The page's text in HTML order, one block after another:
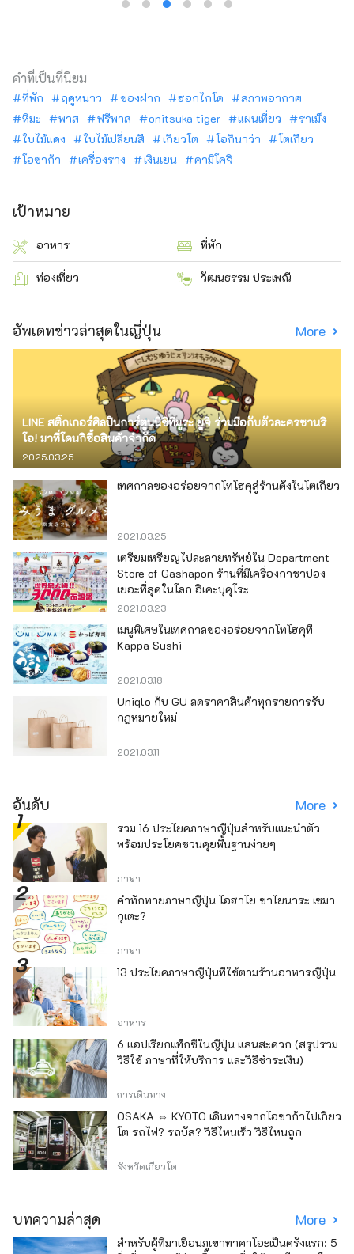
คำที่เป็นที่นิยม
ที่พัก ฤดูหนาว ของฝาก ฮอกไกโด
สภาพอากาศ
หิมะ
พาส ฟรีพาส onitsuka tiger แผนเที่ยว
ราเม็ง
ใบไม้แดง
ใบไม้เปลี่ยนสี เกียวโต โอกินาว่า
โตเกียว
โอซาก้า
เครื่องราง เงินเยน คามิโคจิ
เป้าหมาย
อาหาร ที่พัก
ท่องเที่ยว วัฒนธรรม ประเพณี
อัพเดทข่าวล่าสุดในญี่ปุ่น More
LINE สติ๊กเกอร์ศิลปินการ์ตูนนิชิทีมูระ ยูจิ ร่วมมือกับตัวละครซานริ
โอ! มาที่โดนกิซื้อสินค้าจำกัด
2025.03.25
เทศกาลของอร่อยจากโทโฮคุสู่ร้านดังในโตเกียว
2021.03.25
เตรียมเหรียญไปละลายทรัพย์ใน Department
Store of Gashapon ร้านที่มีเครื่องกาชาปอง
เยอะที่สุดในโลก อิเคะบุคุโระ
2021.03.23
เมนูพิเศษในเทศกาลของอร่อยจากโทโฮคุที่
Kappa Sushi
2021.03.18
Uniqlo กับ GU ลดราคาสินค้าทุกรายการรับ
กฎหมายใหม่
2021.03.11
อันดับ More
รวม 16 ประโยคภาษาญี่ปุ่นสำหรับแนะนำตัว
พร้อมประโยคชวนคุยพื้นฐานง่ายๆ
ภาษา
คำทักทายภาษาญี่ปุ่น โอฮาโย ซาโยนาระ เซมา
กุเตะ?
ภาษา
13 ประโยคภาษาญี่ปุ่นที่ใช้ตามร้านอาหารญี่ปุ่น
อาหาร
6 แอปเรียกแท็กซี่ในญี่ปุ่น แสนสะดวก (สรุปรวม
วิธีใช้ ภาษาที่ให้บริการ และวิธีชำระเงิน)
การเดินทาง
OSAKA ⇔ KYOTO เดินทางจากโอซาก้าไปเกียว
โต รถไฟ? รถบัส? วิธีไหนเร็ว วิธีไหนถูก
จังหวัดเกียวโต
บทความล่าสุด More
สำหรับผู้ที่มาเยือนภูเขาทาคาโอะเป็นครั้งแรก: 5